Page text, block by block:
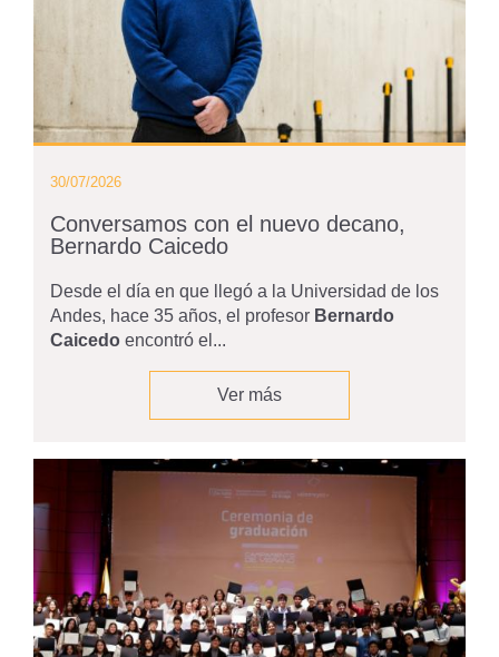
30/07/2026
Conversamos con el nuevo decano,
Bernardo Caicedo
Desde el día en que llegó a la Universidad de los
Andes, hace 35 años, el profesor Bernardo
Caicedo encontró el...
Ver más